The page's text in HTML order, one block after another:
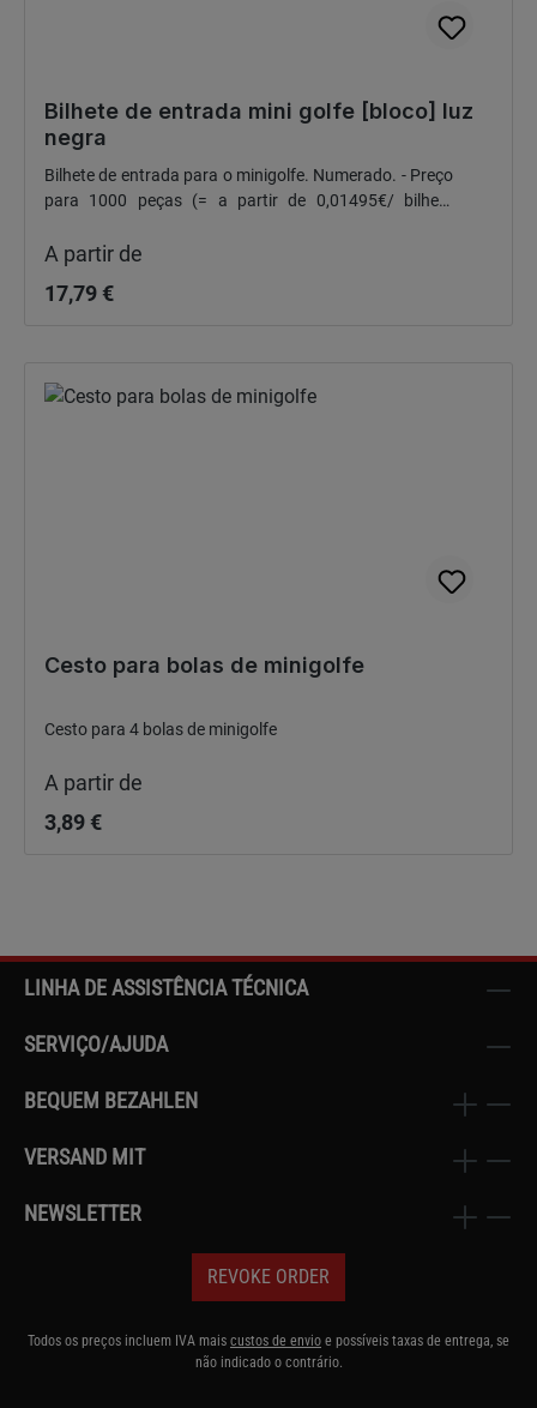
Bilhete de entrada mini golfe [bloco] luz
negra
Bilhete de entrada para o minigolfe. Numerado. - Preço
para 1000 peças (= a partir de 0,01495€/ bilhete
A partir de
17,79 €
Cesto para bolas de minigolfe
Cesto para 4 bolas de minigolfe
A partir de
3,89 €
LINHA DE ASSISTÊNCIA TÉCNICA
SERVIÇO/AJUDA
BEQUEM BEZAHLEN
VERSAND MIT
NEWSLETTER
REVOKE ORDER
Todos os preços incluem IVA mais custos de envio e possíveis taxas de entrega, se
não indicado o contrário.